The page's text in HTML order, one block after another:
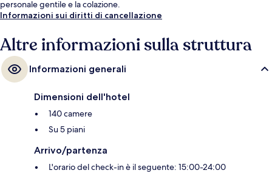
personale gentile e la colazione.
Informazioni sui diritti di cancellazione
Altre informazioni sulla struttura
Informazioni generali
Dimensioni dell'hotel
140 camere
Su 5 piani
Arrivo/partenza
L'orario del check-in è il seguente: 15:00-24:00